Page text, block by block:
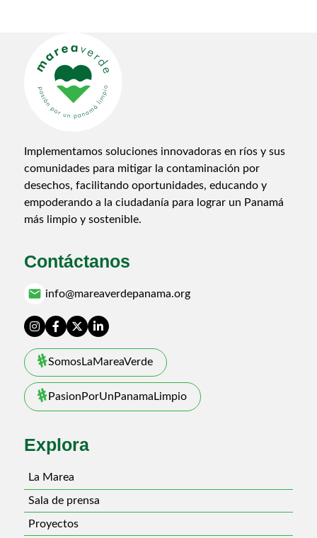
Implementamos soluciones innovadoras en ríos y sus
comunidades para mitigar la contaminación por
desechos, facilitando oportunidades, educando y
empoderando a la ciudadanía para lograr un Panamá
más limpio y sostenible.
Contáctanos
email info@mareaverdepanama.org
SomosLaMareaVerde
PasionPorUnPanamaLimpio
Explora
La Marea
Sala de prensa
Proyectos